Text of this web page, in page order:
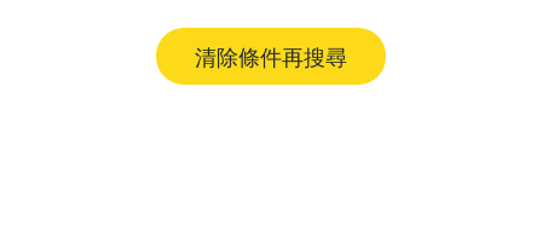
清除條件再搜尋